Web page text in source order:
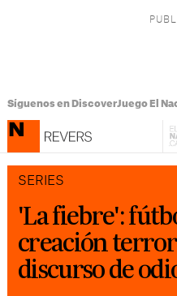
Síguenos en DiscoverJuego El
SERIES
'La fiebre':
creación
discurso de